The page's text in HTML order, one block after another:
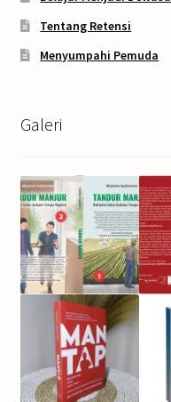
Tentang Retensi
Menyumpahi Pemuda
Galeri